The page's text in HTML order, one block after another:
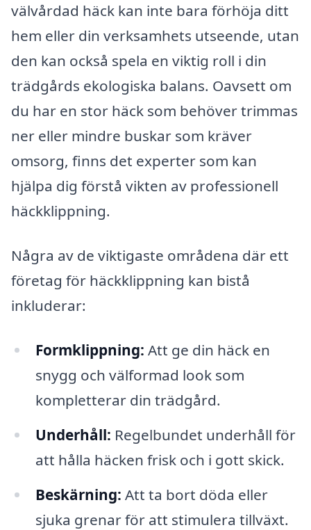
välvårdad häck kan inte bara förhöja ditt
hem eller din verksamhets utseende, utan
den kan också spela en viktig roll i din
trädgårds ekologiska balans. Oavsett om
du har en stor häck som behöver trimmas
ner eller mindre buskar som kräver
omsorg, finns det experter som kan
hjälpa dig förstå vikten av professionell
häckklippning.
Några av de viktigaste områdena där ett
företag för häckklippning kan bistå
inkluderar:
Formklippning: Att ge din häck en
snygg och välformad look som
kompletterar din trädgård.
Underhåll: Regelbundet underhåll för
att hålla häcken frisk och i gott skick.
Beskärning: Att ta bort döda eller
sjuka grenar för att stimulera tillväxt.